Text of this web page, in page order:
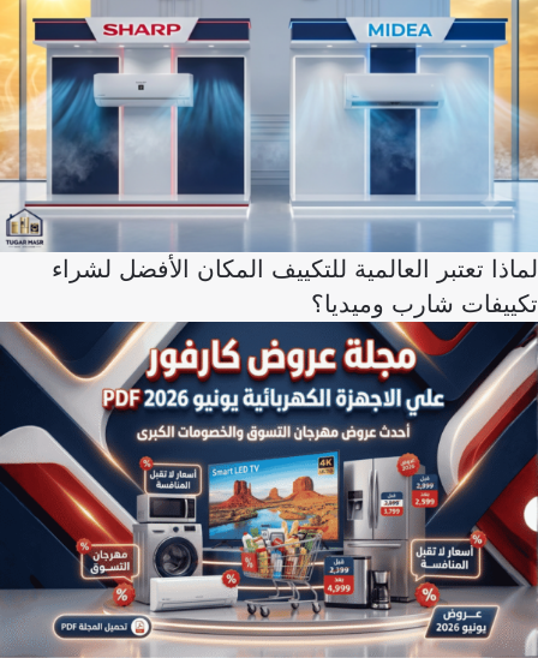
لماذا تعتبر العالمية للتكييف المكان الأفضل لشراء
تكييفات شارب وميديا؟